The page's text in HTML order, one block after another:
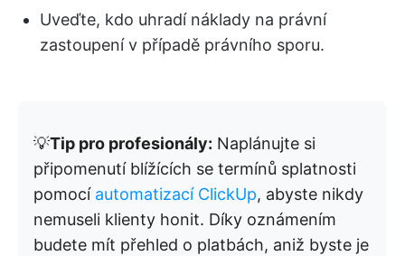
Uveďte, kdo uhradí náklady na právní
zastoupení v případě právního sporu.
💡Tip pro profesionály: Naplánujte si
připomenutí blížících se termínů splatnosti
pomocí automatizací ClickUp, abyste nikdy
nemuseli klienty honit. Díky oznámením
budete mít přehled o platbách, aniž byste je